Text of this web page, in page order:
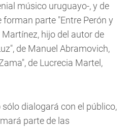
músico uruguayo-, y de
forman parte "Entre Perón y
Martínez, hijo del autor de
de Manuel Abramovich,
de Lucrecia Martel,
dialogará con el público,
parte de las